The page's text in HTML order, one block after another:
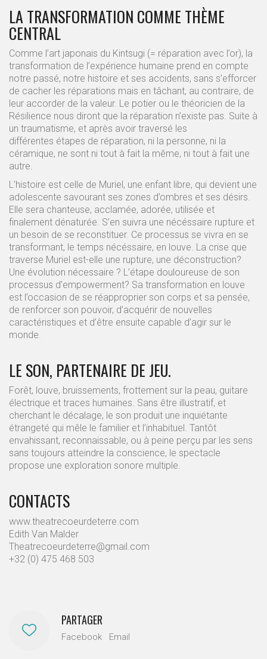
LA TRANSFORMATION COMME THÈME
CENTRAL
Comme l’art japonais du Kintsugi (= réparation avec l’or), la
transformation de l’expérience humaine prend en compte
notre passé, notre histoire et ses accidents, sans s’efforcer
de cacher les réparations mais en tâchant, au contraire, de
leur accorder de la valeur. Le potier ou le théoricien de la
Résilience nous diront que la réparation n’existe pas. Suite à
un traumatisme, et après avoir traversé les
différentes étapes de réparation, ni la personne, ni la
céramique, ne sont ni tout à fait la même, ni tout à fait une
autre.
L’histoire est celle de Muriel, une enfant libre, qui devient une
adolescente savourant ses zones d’ombres et ses désirs.
Elle sera chanteuse, acclamée, adorée, utilisée et
finalement dénaturée. S’en suivra une nécéssaire rupture et
un besoin de se reconstituer. Ce processus se vivra en se
transformant, le temps nécéssaire, en louve. La crise que
traverse Muriel est-elle une rupture, une déconstruction?
Une évolution nécessaire ? L’étape douloureuse de son
processus d’empowerment? Sa transformation en louve
est l’occasion de se réapproprier son corps et sa pensée,
de renforcer son pouvoir, d’acquérir de nouvelles
caractéristiques et d’être ensuite capable d’agir sur le
monde.
LE SON, PARTENAIRE DE JEU.
Forêt, louve, bruissements, frottement sur la peau, guitare
électrique et traces humaines. Sans être illustratif, et
cherchant le décalage, le son produit une inquiétante
étrangeté qui mêle le familier et l’inhabituel. Tantôt
envahissant, reconnaissable, ou à peine perçu par les sens
sans toujours atteindre la conscience, le spectacle
propose une exploration sonore multiple.
CONTACTS
www.theatrecoeurdeterre.com
Edith Van Malder
Theatrecoeurdeterre@gmail.com
+32 (0) 475 468 503
PARTAGER
Facebook Email